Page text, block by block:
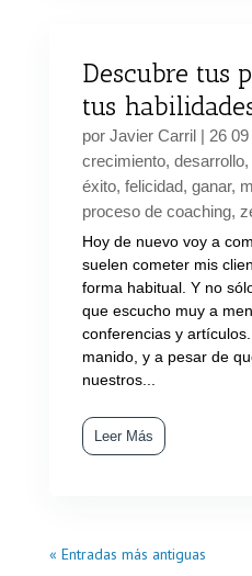
Descubre tus
tus
por Javier Carril| 26
crecimiento, desarrollo,
éxito, felicidad, ganar,
proceso de coaching,
Hoy de nuevo voy a
suelen cometer mis
forma habitual. Y no
que escucho muy a
conferencias y
manido, y a pesar de
nuestros...
Leer Más
« Entradas más antiguas